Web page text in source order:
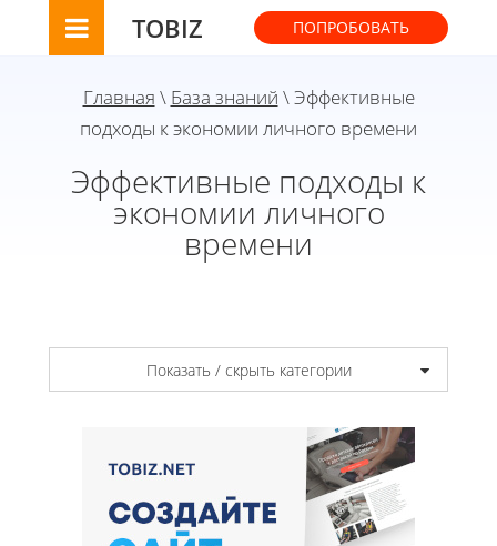
TOBIZ ПОПРОБОВАТЬ
Главная \ База знаний \ Эффективные
подходы к экономии личного времени
Эффективные подходы к
экономии личного
времени
Показать / скрыть категории